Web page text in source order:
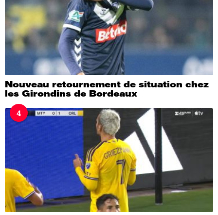
Nouveau retournement de situation chez
les Girondins de Bordeaux
4